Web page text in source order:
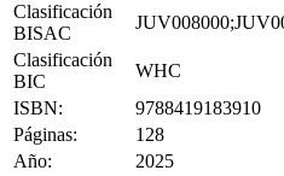
Clasificación
BISAC
Clasificación
BIC
WHC
ISBN:
9788419183910
Páginas:
128
Año:
2025